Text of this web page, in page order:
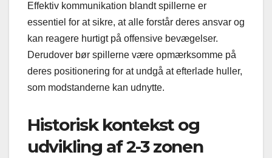
Effektiv kommunikation blandt spillerne er
essentiel for at sikre, at alle forstår deres ansvar og
kan reagere hurtigt på offensive bevægelser.
Derudover bør spillerne være opmærksomme på
deres positionering for at undgå at efterlade huller,
som modstanderne kan udnytte.
Historisk kontekst og
udvikling af 2-3 zonen